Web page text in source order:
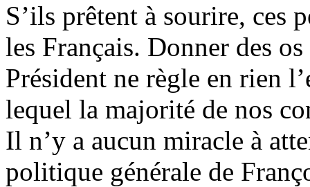
S’ils prêtent à sourire, ces
les Français. Donner des
Président ne règle en rien
lequel la majorité de nos
Il n’y a aucun miracle à
politique générale de